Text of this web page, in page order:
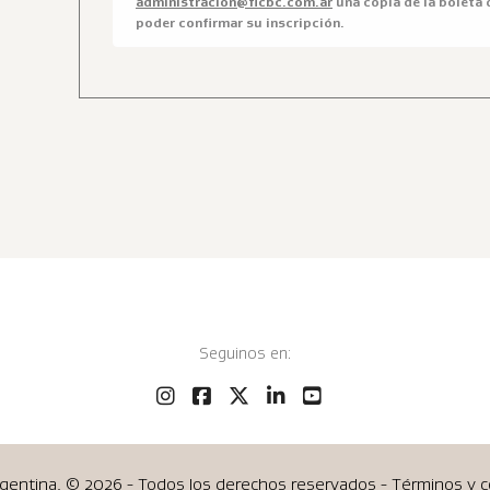
poder confirmar su inscripción.
Seguinos en:
© 2026 - Todos los derechos reservados - Términos y